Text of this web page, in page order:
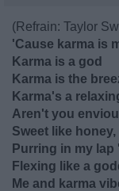
(Refrain: Taylor
'Cause karma is
Karma is a god
Karma is the
Karma's a
Aren't you
Sweet like
Purring in my lap
Flexing like a
Me and karma